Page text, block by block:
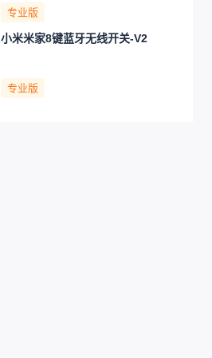
专业版
小米米家8键蓝牙无线开关-V2
专业版